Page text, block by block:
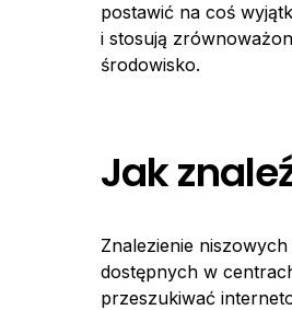
postawić na coś
i stosują
środowisko.
Jak
Znalezienie
dostępnych w
przeszukiwać